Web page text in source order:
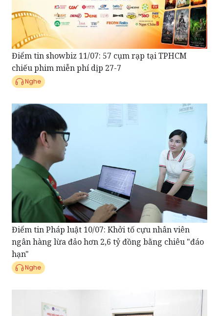
Điểm tin showbiz 11/07: 57 cụm rạp tại TPHCM
chiếu phim miễn phí dịp 27-7
Nghe
Điểm tin Pháp luật 10/07: Khởi tố cựu nhân viên
ngân hàng lừa đảo hơn 2,6 tỷ đồng bằng chiêu "đáo
hạn"
Nghe